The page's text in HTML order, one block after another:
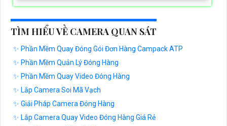
TÌM HIỂU VỀ CAMERA QUAN SÁT
✨ Phần Mềm Quay Đóng Gói Đơn Hàng Campack ATP
✨ Phần Mềm Quản Lý Đóng Hàng
✨ Phần Mềm Quay Video Đóng Hàng
✨ Lắp Camera Soi Mã Vạch
✨ Giải Pháp Camera Đóng Hàng
✨ Lắp Camera Quay Video Đóng Hàng Giá Rẻ